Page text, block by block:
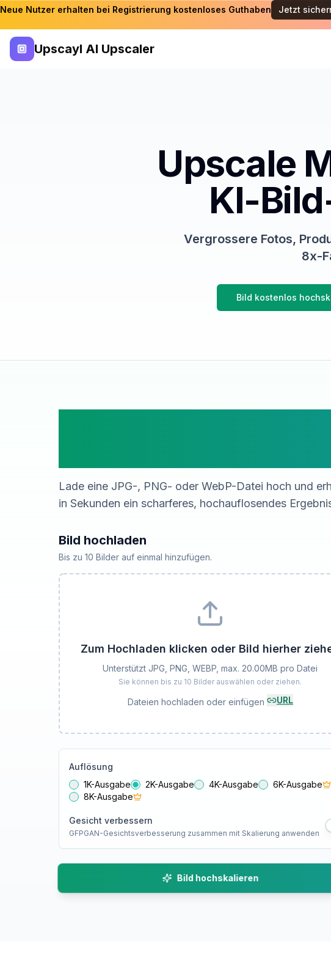
Neue Nutzer erhalten bei Registrierung kostenloses Guthaben Jetzt
Upscayl AI Upscaler
Upscale
KI-
Vergrossere Fotos,
8x-
Bild kostenlos
Lade eine JPG-, PNG- oder WebP-Datei hoch und
in Sekunden ein scharferes, hochauflosendes
Bild hochladen
Bis zu 10 Bilder auf einmal hinzufügen.
Zum Hochladen klicken oder Bild hierher
Unterstützt JPG, PNG, WEBP, max. 20.00MB pro Datei
Sie können bis zu 10 Bilder auswählen oder ziehen.
Dateien hochladen oder einfügen URL
Auflösung
1K-Ausgabe
2K-Ausgabe 4K-Ausgabe
6K-Ausgabe
8K-Ausgabe
Gesicht verbessern
GFPGAN-Gesichtsverbesserung zusammen mit Skalierung anwenden
Bild hochskalieren